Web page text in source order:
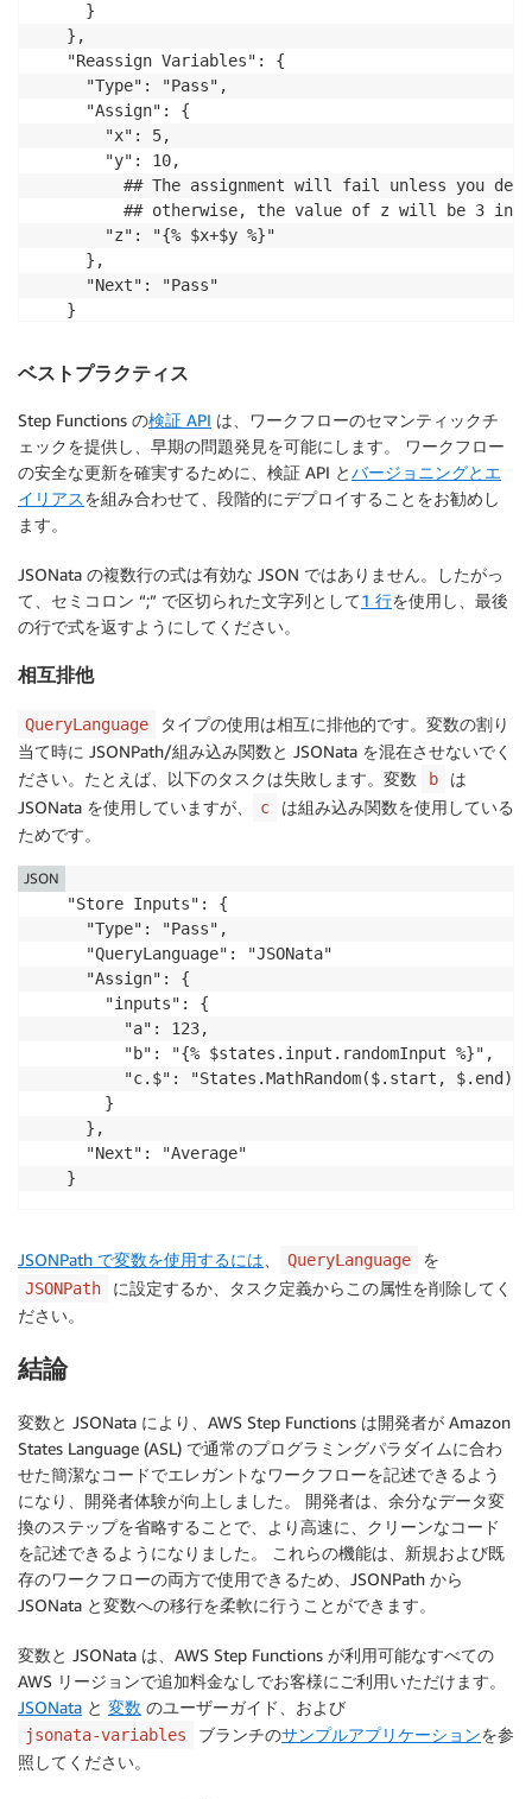
  }
},
"Reassign Variables": {
  "Type": "Pass",
  "Assign": {
    "x": 5,
    "y": 10,
## The assignment will fail unless you
## otherwise, the value of z will be 3
    "z": "{% $x+$y %}"
  },
  "Next": "Pass"
}
ベストプラクティス
Step Functions の検証 API は、ワークフローのセマンティックチ
ェックを提供し、早期の問題発見を可能にします。 ワークフロー
の安全な更新を確実するために、検証 API とバージョニングとエ
イリアスを組み合わせて、段階的にデプロイすることをお勧めし
ます。
JSONata の複数行の式は有効な JSON ではありません。したがっ
て、セミコロン “;” で区切られた文字列として1 行を使用し、最後
の行で式を返すようにしてください。
相互排他
QueryLanguage
タイプの使用は相互に排他的です。変数の割り
当て時に JSONPath/組み込み関数と JSONata を混在させないでく
ださい。たとえば、以下のタスクは失敗します。変数
b
は
JSONata を使用していますが、
c
は組み込み関数を使用している
ためです。
"Store Inputs": {
  "Type": "Pass",
  "QueryLanguage": "JSONata"
  "Assign": {
    "inputs": {
      "a": 123,
      "b": "{% $states.input.randomInput %}",
      "c.$": "States.MathRandom($.start, $.end)"
    }
  },
  "Next": "Average"
}
JSON
JSONPath で変数を使用するには QueryLanguage を
JSONPath
に設定するか、タスク定義からこの属性を削除してく
ださい。
結論
変数と JSONata により、AWS Step Functions は開発者が Amazon
States Language (ASL) で通常のプログラミングパラダイムに合わ
せた簡潔なコードでエレガントなワークフローを記述できるよう
になり、開発者体験が向上しました。 開発者は、余分なデータ変
換のステップを省略することで、より高速に、クリーンなコード
を記述できるようになりました。 これらの機能は、新規および既
存のワークフローの両方で使用できるため、JSONPath から
JSONata と変数への移行を柔軟に行うことができます。
変数と JSONata は、AWS Step Functions が利用可能なすべての
AWS リージョンで追加料金なしでお客様にご利用いただけます。
JSONata と 変数 のユーザーガイド、および
jsonata-variables ブランチのサンプルアプリケーションを参
照してください。